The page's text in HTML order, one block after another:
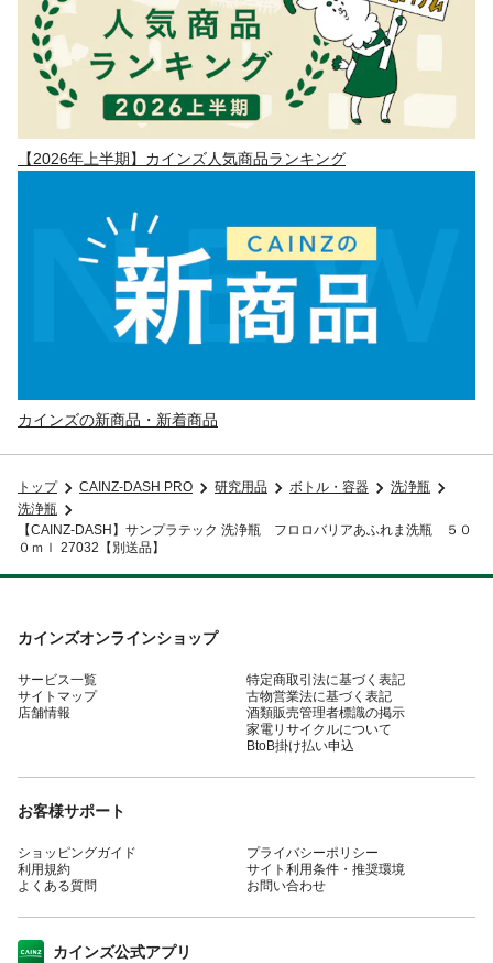
【2026年上半期】カインズ人気商品ランキング
カインズの新商品・新着商品
トップ CAINZ-DASH PRO 研究用品 ボトル・容器
洗浄瓶
洗浄瓶
【CAINZ-DASH】サンプラテック 洗浄瓶 フロロバリアあふれま洗瓶 ５０
０ｍｌ 27032【別送品】
カインズオンラインショップ
サービス一覧
サイトマップ
店舗情報
特定商取引法に基づく表記
古物営業法に基づく表記
酒類販売管理者標識の掲示
家電リサイクルについて
BtoB掛け払い申込
お客様サポート
ショッピングガイド
利用規約
よくある質問
プライバシーポリシー
サイト利用条件・推奨環境
お問い合わせ
カインズ公式アプリ